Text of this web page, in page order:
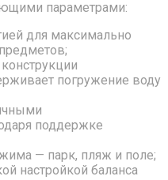
параметрами:
для максимально
погружение воду
поддержке
— парк, пляж и поле;
настройкой баланса